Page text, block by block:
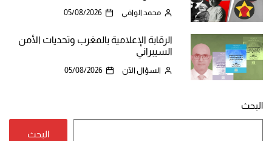
محمد الوافي 05/08/2026
الرقابة الإعلامية بالمغرب وتحديات الأمن
السيبراني
السؤال الآن 05/08/2026
البحث
البحث